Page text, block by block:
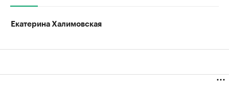
Екатерина Халимовская